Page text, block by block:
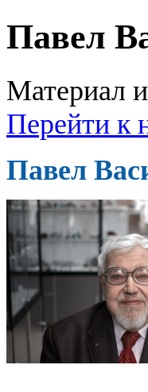
Павел
Материал
Перейти к
Павел